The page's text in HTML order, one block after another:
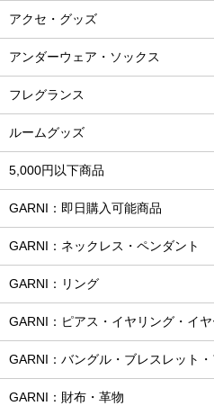
アクセ・グッズ
アンダーウェア・ソックス
フレグランス
ルームグッズ
5,000円以下商品
GARNI：即日購入可能商品
GARNI：ネックレス・ペンダント
GARNI：リング
GARNI：ピアス・イヤリング・イ
GARNI：バングル・ブレスレット
GARNI：財布・革物